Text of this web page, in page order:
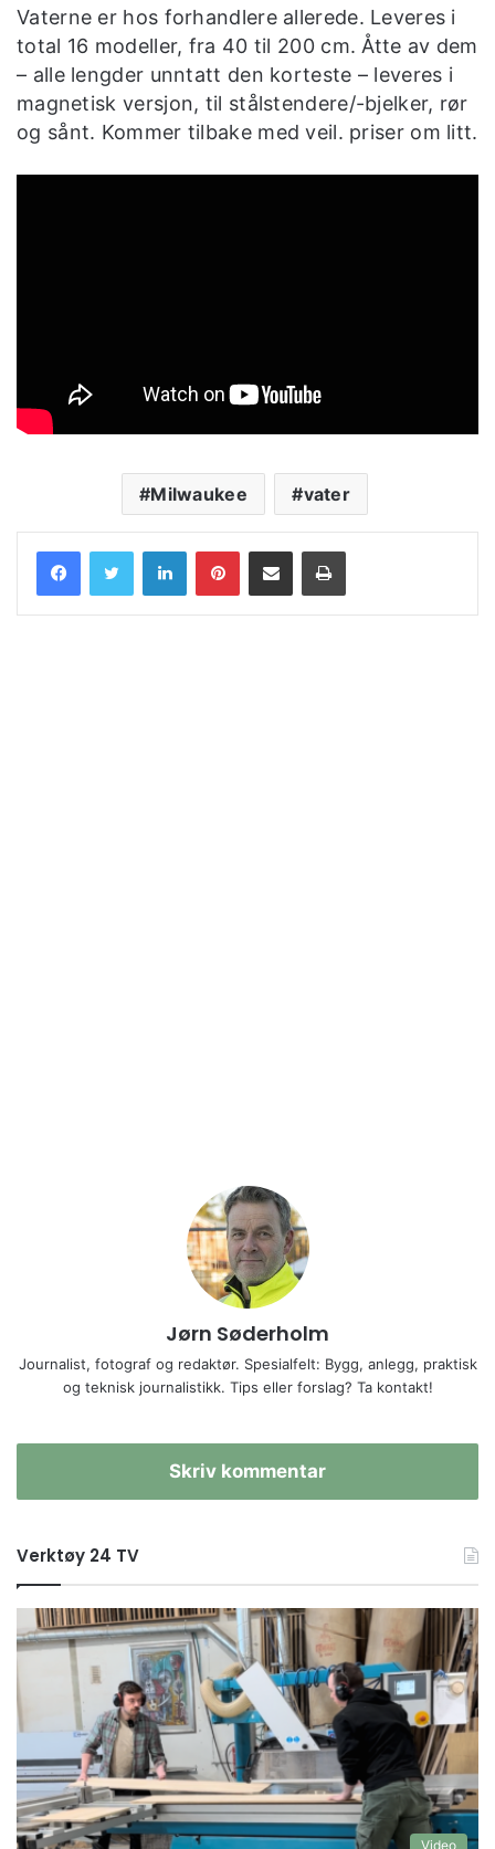
Vaterne er hos forhandlere allerede. Leveres i
total 16 modeller, fra 40 til 200 cm. Åtte av dem
– alle lengder unntatt den korteste – leveres i
magnetisk versjon, til stålstendere/-bjelker, rør
og sånt. Kommer tilbake med veil. priser om litt.
Milwaukee vater
LinkedInPinterestShare via Email Print
Jørn Søderholm
Journalist, fotograf og redaktør. Spesialfelt: Bygg, anlegg, praktisk
og teknisk journalistikk. Tips eller forslag? Ta kontakt!
Skriv kommentar
Verktøy 24 TV
Video